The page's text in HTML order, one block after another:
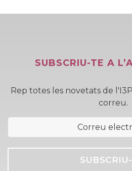
SUBSCRIU-TE A
Rep totes les novetats de l'I3PT directament al teu
correu.